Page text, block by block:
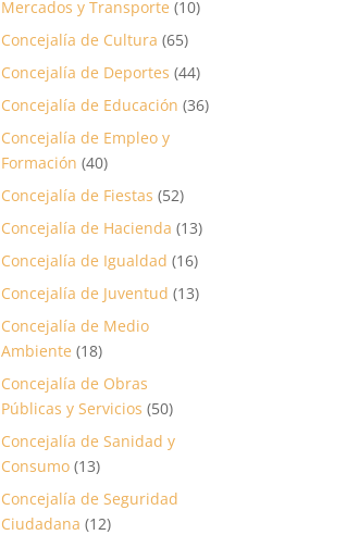
Mercados y Transporte (10)
Concejalía de Cultura (65)
Concejalía de Deportes (44)
Concejalía de Educación (36)
Concejalía de Empleo y
Formación (40)
Concejalía de Fiestas (52)
Concejalía de Hacienda (13)
Concejalía de Igualdad (16)
Concejalía de Juventud (13)
Concejalía de Medio
Ambiente (18)
Concejalía de Obras
Públicas y Servicios (50)
Concejalía de Sanidad y
Consumo (13)
Concejalía de Seguridad
Ciudadana (12)